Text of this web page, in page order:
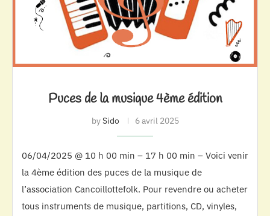
Puces de la musique 4ème édition
bySido 6 avril 2025
06/04/2025 @ 10 h 00 min – 17 h 00 min – Voici venir
la 4ème édition des puces de la musique de
l’association Cancoillottefolk. Pour revendre ou acheter
tous instruments de musique, partitions, CD, vinyles,